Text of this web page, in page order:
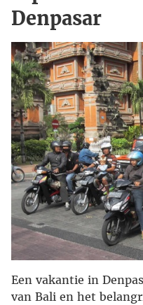
Denpasar
Een vakantie in
van Bali en het